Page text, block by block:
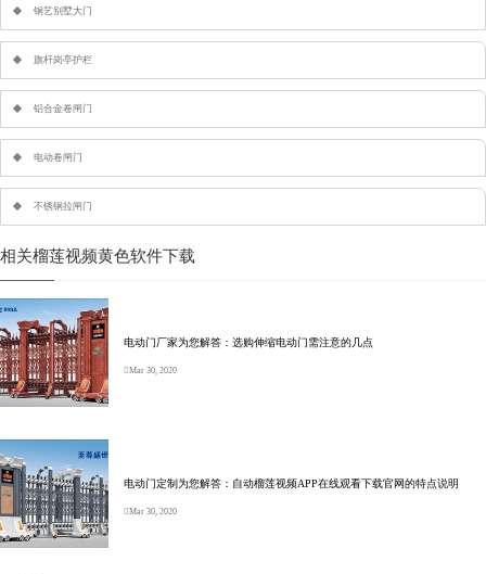
钢艺别墅大门
旗杆岗亭护栏
铝合金卷闸门
电动卷闸门
不锈钢拉闸门
相关榴莲视频黄色软件下载
电动门厂家为您解答：选购伸缩电动门需注意的几点
Mar 30, 2020
电动门定制为您解答：自动榴莲视频APP在线观看下载官网的特点说明
Mar 30, 2020